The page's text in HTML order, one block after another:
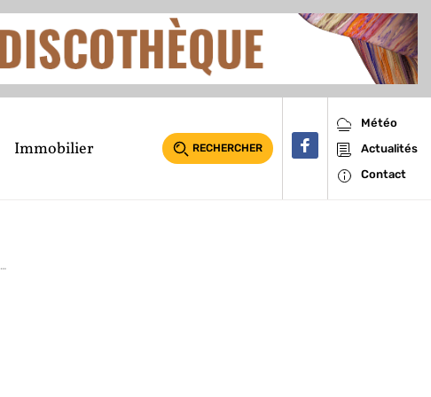
Immobilier RECHERCHER
Météo
Actualités
Contact